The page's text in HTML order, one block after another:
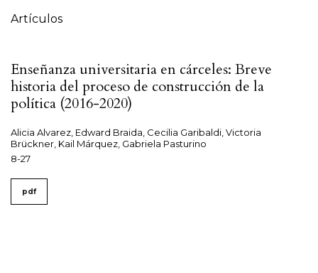
Artículos
Enseñanza universitaria en cárceles: Breve
historia del proceso de construcción de la
política (2016-2020)
Alicia Alvarez, Edward Braida, Cecilia Garibaldi, Victoria
Brückner, Kail Márquez, Gabriela Pasturino
8-27
pdf